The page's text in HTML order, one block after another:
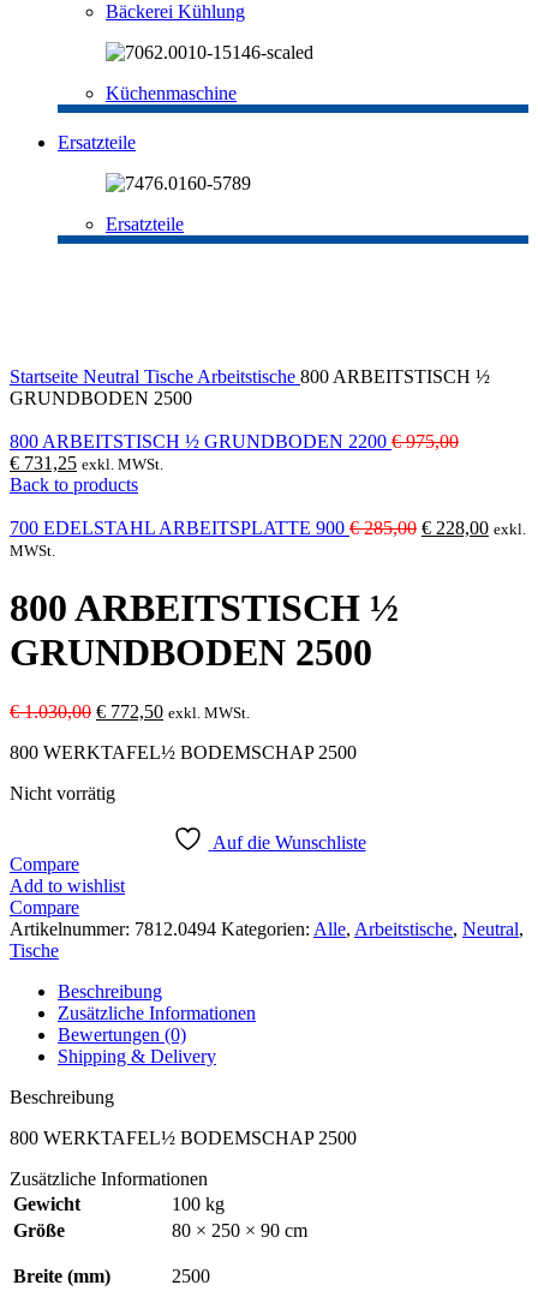
Bäckerei Kühlung
Küchenmaschine
Ersatzteile
Ersatzteile
Startseite Neutral Tische Arbeitstische 800 ARBEITSTISCH ½
GRUNDBODEN 2500
800 ARBEITSTISCH ½ GRUNDBODEN 2200 €975,00
€ 731,25Aktueller
Preis
€ 731,25.
exkl. MWSt.
Back to products
700 EDELSTAHL ARBEITSPLATTE 900 €285,00 Ursprünglicher
€ 228,00 exkl.
MWSt.
800 ARBEITSTISCH ½
GRUNDBODEN 2500
€1.030,00 Ursprünglicher
war:
€ 772,50Aktueller
ist:
exkl. MWSt.
800 WERKTAFEL½ BODEMSCHAP 2500
Nicht vorrätig
Auf die Wunschliste
Compare
Add to wishlist
Compare
Artikelnummer: 7812.0494 Kategorien: Alle, Arbeitstische, Neutral,
Tische
Beschreibung
Zusätzliche Informationen
Bewertungen (0)
Shipping & Delivery
Beschreibung
800 WERKTAFEL½ BODEMSCHAP 2500
Zusätzliche Informationen
Gewicht
100 kg
Größe
80 × 250 × 90 cm
Breite (mm) 2500